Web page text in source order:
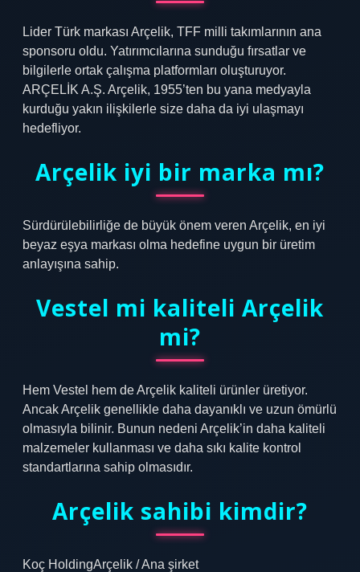
Lider Türk markası Arçelik, TFF milli takımlarının ana
sponsoru oldu. Yatırımcılarına sunduğu fırsatlar ve
bilgilerle ortak çalışma platformları oluşturuyor.
ARÇELİK A.Ş. Arçelik, 1955’ten bu yana medyayla
kurduğu yakın ilişkilerle size daha da iyi ulaşmayı
hedefliyor.
Arçelik iyi bir marka mı?
Sürdürülebilirliğe de büyük önem veren Arçelik, en iyi
beyaz eşya markası olma hedefine uygun bir üretim
anlayışına sahip.
Vestel mi kaliteli Arçelik
mi?
Hem Vestel hem de Arçelik kaliteli ürünler üretiyor.
Ancak Arçelik genellikle daha dayanıklı ve uzun ömürlü
olmasıyla bilinir. Bunun nedeni Arçelik’in daha kaliteli
malzemeler kullanması ve daha sıkı kalite kontrol
standartlarına sahip olmasıdır.
Arçelik sahibi kimdir?
Koç HoldingArçelik / Ana şirket